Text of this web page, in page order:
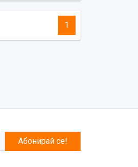
1
Абонирай се!